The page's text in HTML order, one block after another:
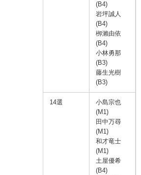
(B4)
岩坪誠人
(B4)
栁瀨由依
(B4)
小林勇那
(B3)
藤生光樹
(B3)
14選
小島宗也
(M1)
田中万尋
(M1)
和才竜士
(M1)
土屋優希
(B4)